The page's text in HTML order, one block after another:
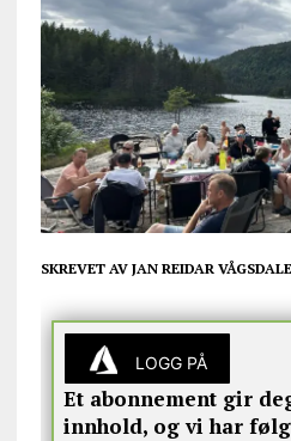
SKREVET AV JAN REIDAR
LOGG PÅ
Et abonnement gir
innhold, og vi har